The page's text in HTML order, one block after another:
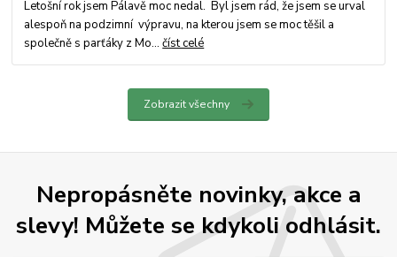
Letošní rok jsem Pálavě moc nedal. Byl jsem rád, že jsem se urval
alespoň na podzimní výpravu, na kterou jsem se moc těšil a
společně s parťáky z Mo...číst celé
Zobrazit všechny
Nepropásněte novinky, akce a
slevy! Můžete se kdykoli odhlásit.